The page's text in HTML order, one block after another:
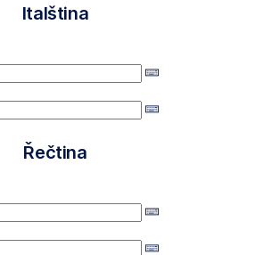
Italština
Řečtina